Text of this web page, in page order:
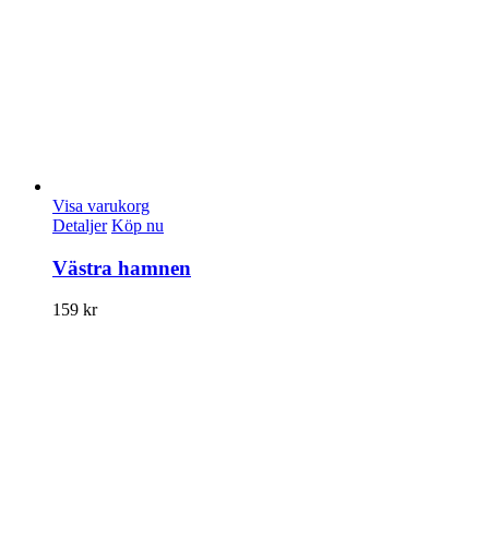
Visa varukorg
Detaljer Köp nu
Västra hamnen
159 kr